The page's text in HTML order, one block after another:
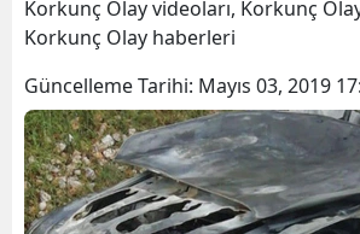
Korkunç Olay videoları, Korkunç
Korkunç Olay haberleri
Güncelleme Tarihi: Mayıs 03, 2019